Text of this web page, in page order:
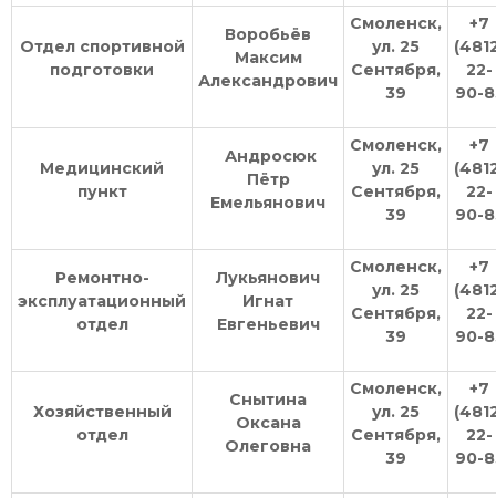
Отдел спортивной
подготовки
Воробьёв
Максим
Александрович
Смоленск,
ул. 25
Сентября,
39
+7
22-
90-
Медицинский
пункт
Андросюк
Пётр
Емельянович
Смоленск,
ул. 25
Сентября,
39
+7
22-
90-
Ремонтно-
эксплуатационный
отдел
Лукьянович
Игнат
Евгеньевич
Смоленск,
ул. 25
Сентября,
39
+7
22-
90-
Хозяйственный
отдел
Снытина
Оксана
Олеговна
Смоленск,
ул. 25
Сентября,
39
+7
22-
90-